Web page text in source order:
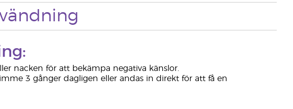
nacken för att bekämpa negativa känslor.
3 gånger dagligen eller andas in direkt för att få en